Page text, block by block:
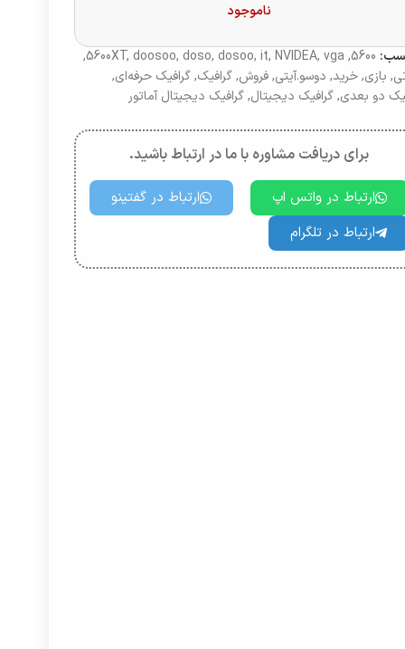
ناموجود
5600
,
5600XT, doosoo, doso, dosoo, it, NVIDEA, vga
,
, بازی, خرید, دوسو.آیتی, فروش, گرافیک, گرافیک حرفه‌ای,
دو بعدی, گرافیک دیجیتال, گرافیک دیجیتال آماتور
برای دریافت مشاوره با ما در ارتباط باشید.
ارتباط در واتس اپ
ارتباط در گفتینو
ارتباط در تلگرام